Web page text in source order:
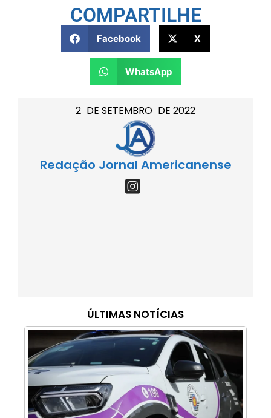
2 DE SETEMBRO DE 2022
Redação Jornal Americanense
ÚLTIMAS NOTÍCIAS
COMPARTILHE
Facebook X
WhatsApp